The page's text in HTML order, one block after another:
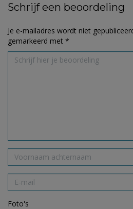
Schrijf een beoordeling
Je e-mailadres wordt niet
gemarkeerd met *
Foto's